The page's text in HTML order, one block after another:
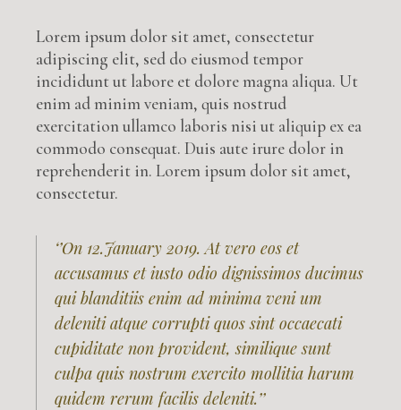
Lorem ipsum dolor sit amet, consectetur
adipiscing elit, sed do eiusmod tempor
incididunt ut labore et dolore magna aliqua. Ut
enim ad minim veniam, quis nostrud
exercitation ullamco laboris nisi ut aliquip ex ea
commodo consequat. Duis aute irure dolor in
reprehenderit in. Lorem ipsum dolor sit amet,
consectetur.
‘’On 12.January 2019. At vero eos et
accusamus et iusto odio dignissimos ducimus
qui blanditiis enim ad minima veni um
deleniti atque corrupti quos sint occaecati
cupiditate non provident, similique sunt
culpa quis nostrum exercito mollitia harum
quidem rerum facilis deleniti.’’